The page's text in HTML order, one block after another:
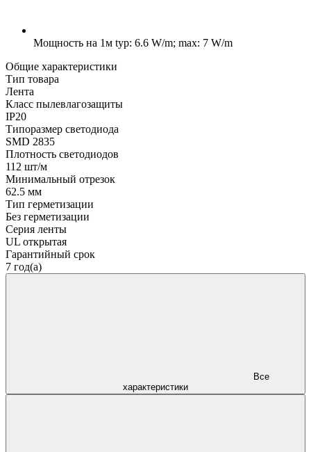
Мощность на 1м typ: 6.6 W/m; max: 7 W/m
Общие характеристики
Тип товара
Лента
Класс пылевлагозащиты
IP20
Типоразмер светодиода
SMD 2835
Плотность светодиодов
112 шт/м
Минимальный отрезок
62.5 мм
Тип герметизации
Без герметизации
Серия ленты
UL открытая
Гарантийный срок
7 год(а)
характеристики